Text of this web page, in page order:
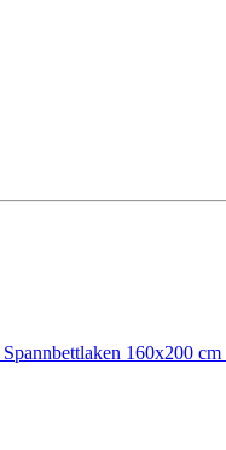
Spannbettlaken 160x200 cm